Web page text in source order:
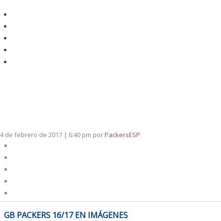
4 de febrero de 2017 | 6:40 pm porPackersESP
NAVEGACIÓN
GB PACKERS 16/17 EN IMÁGENES